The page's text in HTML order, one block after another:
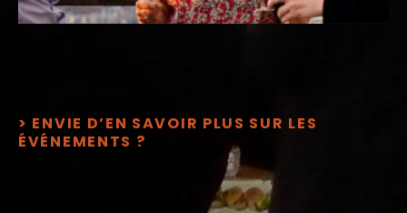
> ENVIE D’EN SAVOIR PLUS SUR LES
ÉVÉNEMENTS ?